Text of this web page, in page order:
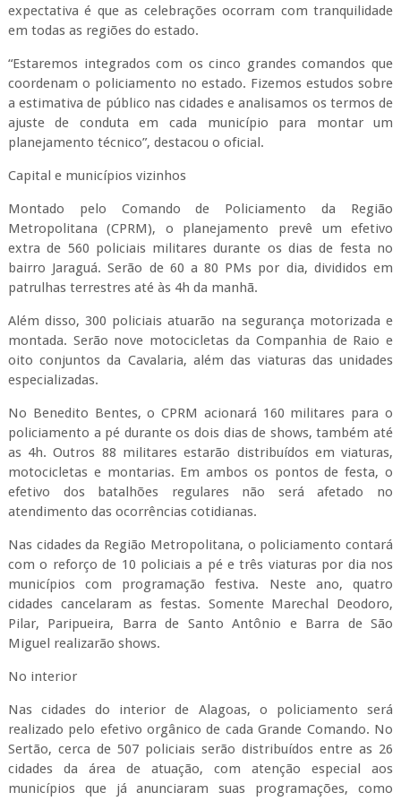
expectativa é que as celebrações ocorram com tranquilidade
em todas as regiões do estado.
“Estaremos integrados com os cinco grandes comandos que
coordenam o policiamento no estado. Fizemos estudos sobre
a estimativa de público nas cidades e analisamos os termos de
ajuste de conduta em cada município para montar um
planejamento técnico”, destacou o oficial.
Capital e municípios vizinhos
Montado pelo Comando de Policiamento da Região
Metropolitana (CPRM), o planejamento prevê um efetivo
extra de 560 policiais militares durante os dias de festa no
bairro Jaraguá. Serão de 60 a 80 PMs por dia, divididos em
patrulhas terrestres até às 4h da manhã.
Além disso, 300 policiais atuarão na segurança motorizada e
montada. Serão nove motocicletas da Companhia de Raio e
oito conjuntos da Cavalaria, além das viaturas das unidades
especializadas.
No Benedito Bentes, o CPRM acionará 160 militares para o
policiamento a pé durante os dois dias de shows, também até
as 4h. Outros 88 militares estarão distribuídos em viaturas,
motocicletas e montarias. Em ambos os pontos de festa, o
efetivo dos batalhões regulares não será afetado no
atendimento das ocorrências cotidianas.
Nas cidades da Região Metropolitana, o policiamento contará
com o reforço de 10 policiais a pé e três viaturas por dia nos
municípios com programação festiva. Neste ano, quatro
cidades cancelaram as festas. Somente Marechal Deodoro,
Pilar, Paripueira, Barra de Santo Antônio e Barra de São
Miguel realizarão shows.
No interior
Nas cidades do interior de Alagoas, o policiamento será
realizado pelo efetivo orgânico de cada Grande Comando. No
Sertão, cerca de 507 policiais serão distribuídos entre as 26
cidades da área de atuação, com atenção especial aos
municípios que já anunciaram suas programações, como